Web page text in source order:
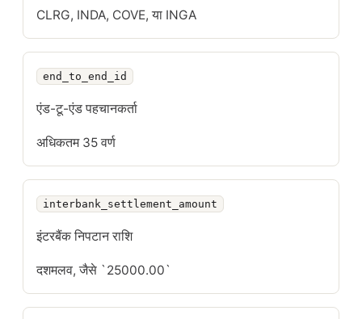
CLRG, INDA, COVE, या INGA
end_to_end_id
एंड-टू-एंड पहचानकर्ता
अधिकतम 35 वर्ण
interbank_settlement_amount
इंटरबैंक निपटान राशि
दशमलव, जैसे `25000.00`